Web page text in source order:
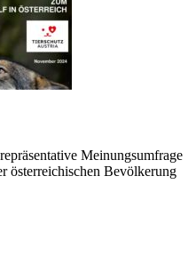
Meinungsumfrage
österreichischen Bevölkerung